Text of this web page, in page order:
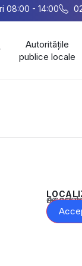
08:00 - 14:00
Autoritățile
publice locale
Acest conținut este blocat până când acceptați